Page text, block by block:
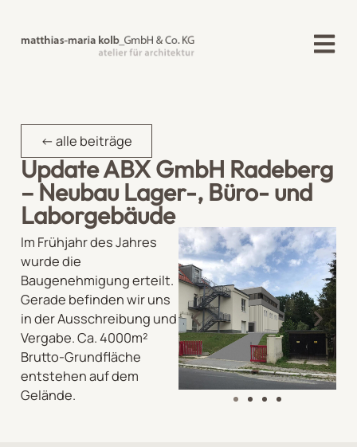
<- alle beiträge
Update ABX GmbH Radeberg
– Neubau Lager-, Büro- und
Laborgebäude
Im Frühjahr des Jahres
wurde die
Baugenehmigung erteilt.
Gerade befinden wir uns
in der Ausschreibung und
Vergabe. Ca. 4000m²
Brutto-Grundfläche
entstehen auf dem
Gelände.